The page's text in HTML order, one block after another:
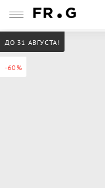
-60%
ДО 31 АВГУСТА!